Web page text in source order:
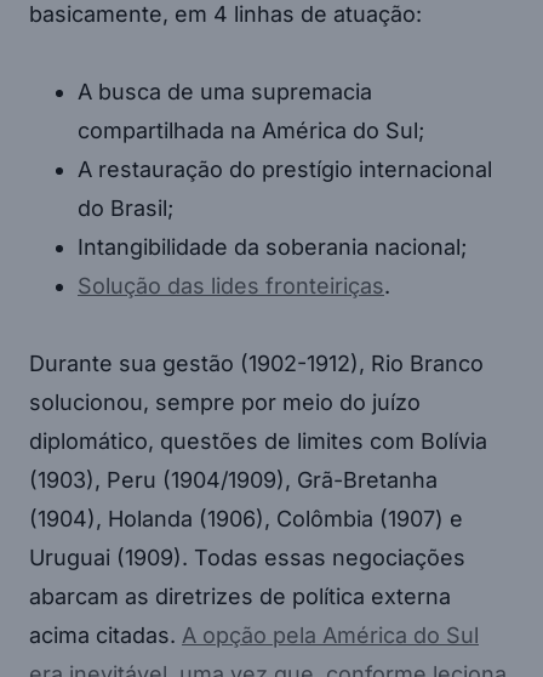
basicamente, em 4 linhas de atuação:
A busca de uma supremacia
compartilhada na América do Sul;
A restauração do prestígio internacional
do Brasil;
Intangibilidade da soberania nacional;
Solução das lides fronteiriças.
Durante sua gestão (1902-1912), Rio Branco
solucionou, sempre por meio do juízo
diplomático, questões de limites com Bolívia
(1903), Peru (1904/1909), Grã-Bretanha
(1904), Holanda (1906), Colômbia (1907) e
Uruguai (1909). Todas essas negociações
abarcam as diretrizes de política externa
acima citadas. A opção pela América do Sul